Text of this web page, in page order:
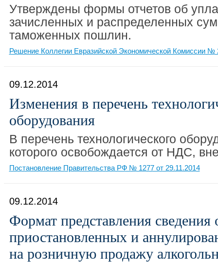
Утверждены формы отчетов об
зачисленных и распределенных
таможенных пошлин.
Решение Коллегии Евразийской Экономической Комиссии №
09.12.2014
Изменения в перечень
оборудования
В перечень технологического
которого освобождается от НДС,
Постановление Правительства РФ № 1277 от 29.11.2014
09.12.2014
Формат представления
приостановленных и
на розничную продажу